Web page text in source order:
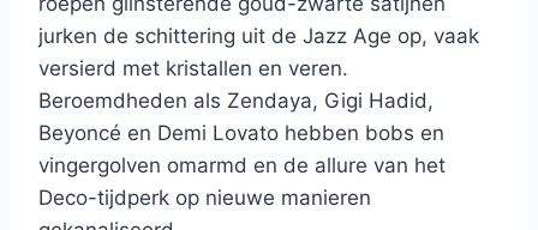
jurken de schittering uit de Jazz Age op, vaak
versierd met kristallen en veren.
Beroemdheden als Zendaya, Gigi Hadid,
Beyoncé en Demi Lovato hebben bobs en
vingergolven omarmd en de allure van het
Deco-tijdperk op nieuwe manieren